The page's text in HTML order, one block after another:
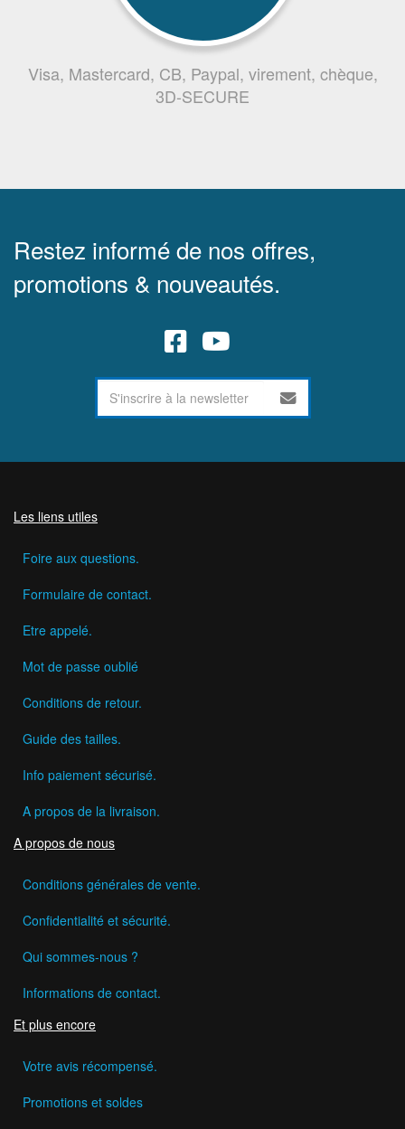
Visa, Mastercard, CB, Paypal, virement, chèque,
3D-SECURE
Restez informé de nos offres,
promotions & nouveautés.
Les liens utiles
Foire aux questions.
Formulaire de contact.
Etre appelé.
Mot de passe oublié
Conditions de retour.
Guide des tailles.
Info paiement sécurisé.
A propos de la livraison.
A propos de nous
Conditions générales de vente.
Confidentialité et sécurité.
Qui sommes-nous ?
Informations de contact.
Et plus encore
Votre avis récompensé.
Promotions et soldes